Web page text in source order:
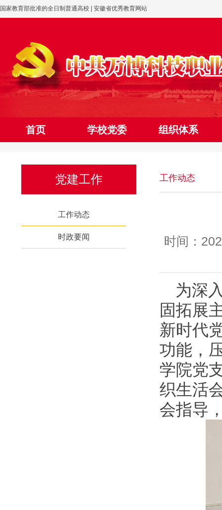
国家教育部批准的全日制普通高校 | 安徽省优秀教育网站
首页 学校党委 组织体系
党建工作
工作动态
时政要闻
工作动态
时间：
为深
固拓展
新时代
功能，
学院党
织生活
会指导